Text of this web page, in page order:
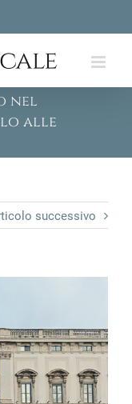
nel
alle
successivo